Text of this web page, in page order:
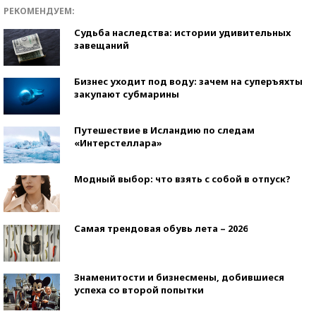
РЕКОМЕНДУЕМ:
Судьба наследства: истории удивительных
завещаний
Бизнес уходит под воду: зачем на суперъяхты
закупают субмарины
Путешествие в Исландию по следам
«Интерстеллара»
Модный выбор: что взять с собой в отпуск?
Самая трендовая обувь лета – 2026
Знаменитости и бизнесмены, добившиеся
успеха со второй попытки